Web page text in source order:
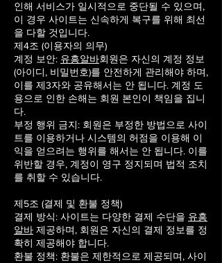
인해 서비스가 일시적으로 중단될 수 있으며,
이 경우 사이트는 신속하게 복구를 위해 최선
을 다할 것입니다.
제4조 (이용자의 의무)
계정 보안: 유흥알바회원은 자신의 계정 정보
(아이디, 비밀번호)를 안전하게 관리해야 하며,
이를 제3자와 공유해서는 안 됩니다. 계정 도
용으로 인한 손해는 회원 본인이 책임을 집니
다.
부정 행위 금지: 회원은 부정한 방법으로 사이
트를 이용하거나 시스템의 허점을 이용해 이
익을 얻으려는 행위를 해서는 안 됩니다. 이를
위반할 경우, 계정이 영구 정지되며 법적 조치
를 취할 수 있습니다.
제5조 (결제 및 환불 정책)
결제 방식: 사이트는 다양한 결제 수단을 유흥
알바 제공하며, 회원은 자신의 결제 정보를 정
확히 제공해야 합니다.
환불 정책: 환불은 제한적으로 제공되며, 사이